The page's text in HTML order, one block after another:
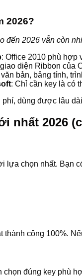
2026?
đến 2026 vẫn còn
: Office 2010 phù hợp
diện Ribbon của
bản, bảng tính,
: Chỉ cần key là có
phí, dùng được lâu
nhất 2026
lựa chọn nhất. Bạn
thành công 100%.
chọn đúng key phù